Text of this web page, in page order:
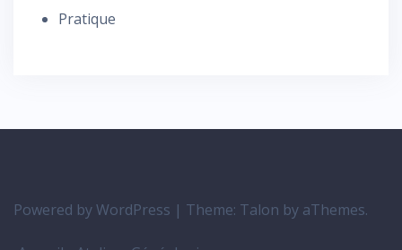
Pratique
Powered by WordPress | Theme: Talon by aThemes.